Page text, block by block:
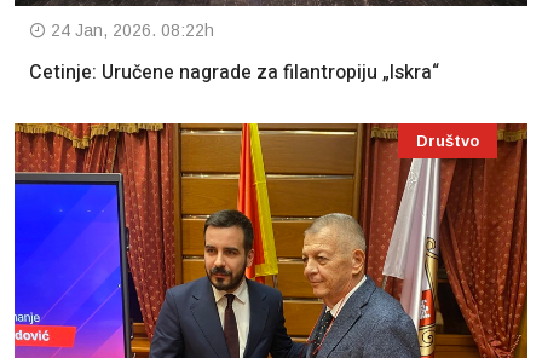
24 Jan, 2026. 08:22h
Cetinje: Uručene nagrade za filantropiju „Iskra“
Društvo